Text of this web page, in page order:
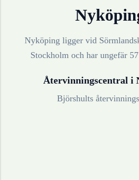
Nyköping ligger vid
Stockholm och har ungefär
Återvinningscentral i
Björshults